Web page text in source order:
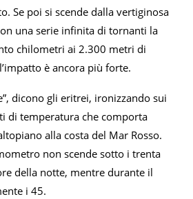
Se poi si scende dalla vertiginosa
una serie infinita di tornanti la
chilometri ai 2.300 metri di
è ancora più forte.
dicono gli eritrei, ironizzando sui
di temperatura che comporta
alla costa del Mar Rosso.
non scende sotto i trenta
della notte, mentre durante il
i 45.